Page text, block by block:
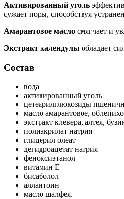
Активированный уголь
сужает поры, способствуя
Амарантовое масло смягчает и
Экстракт календулы обладает
Состав
вода
активированный уголь
цетеарилглюкозиды
масло амарантовое,
экстракт клевера, алтея,
полиакрилат натрия
глицерил олеат
дегидроацетат натрия
феноксиэтанол
витамин Е
бисаболол
аллантоин
масло шалфея.